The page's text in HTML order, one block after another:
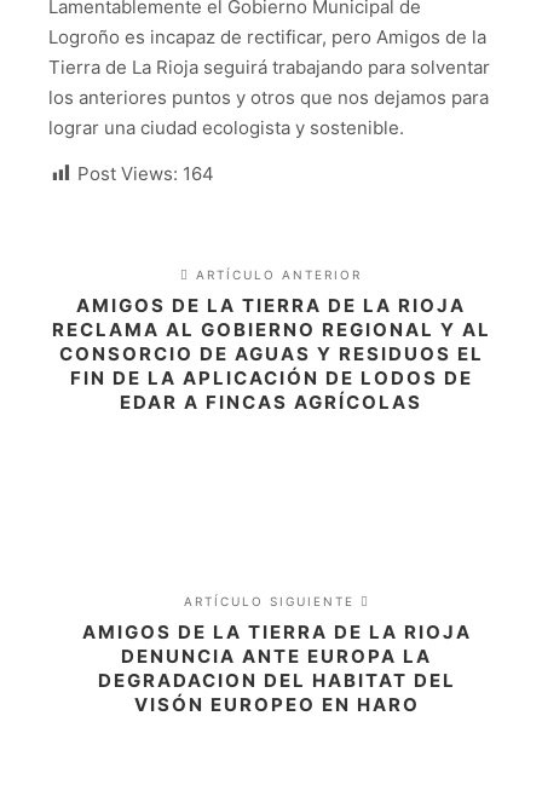
Lamentablemente el Gobierno Municipal de
Logroño es incapaz de rectificar, pero Amigos de la
Tierra de La Rioja seguirá trabajando para solventar
los anteriores puntos y otros que nos dejamos para
lograr una ciudad ecologista y sostenible.
Post Views: 164
ARTÍCULO ANTERIOR
AMIGOS DE LA TIERRA DE LA RIOJA
RECLAMA AL GOBIERNO REGIONAL Y AL
CONSORCIO DE AGUAS Y RESIDUOS EL
FIN DE LA APLICACIÓN DE LODOS DE
EDAR A FINCAS AGRÍCOLAS
ARTÍCULO SIGUIENTE
AMIGOS DE LA TIERRA DE LA RIOJA
DENUNCIA ANTE EUROPA LA
DEGRADACION DEL HABITAT DEL
VISÓN EUROPEO EN HARO